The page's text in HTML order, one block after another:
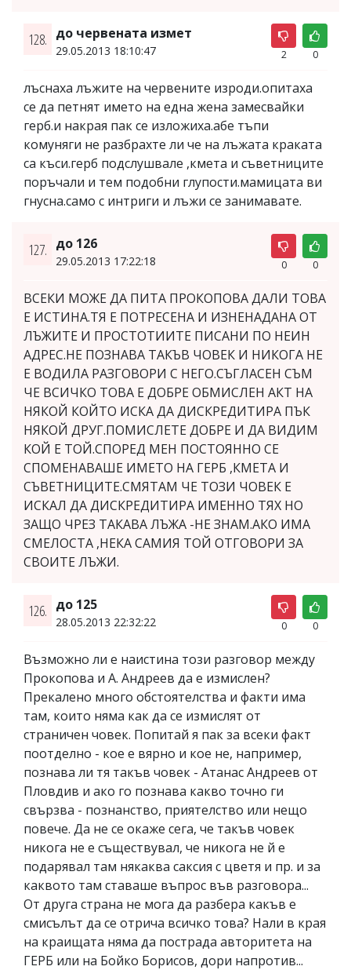
128. до червената измет
29.05.2013 18:10:47 2 0
лъснаха лъжите на червените изроди.опитаха
се да петнят името на една жена замесвайки
герб.и накрая пак се изложиха.абе тъпи
комуняги не разбрахте ли че на лъжата краката
са къси.герб подслушвале ,кмета и съветниците
поръчали и тем подобни глупости.мамицата ви
гнусна.само с интриги и лъжи се занимавате.
127. до 126
29.05.2013 17:22:18 0 0
ВСЕКИ МОЖЕ ДА ПИТА ПРОКОПОВА ДАЛИ ТОВА
Е ИСТИНА.ТЯ Е ПОТРЕСЕНА И ИЗНЕНАДАНА ОТ
ЛЪЖИТЕ И ПРОСТОТИИТЕ ПИСАНИ ПО НЕИН
АДРЕС.НЕ ПОЗНАВА ТАКЪВ ЧОВЕК И НИКОГА НЕ
Е ВОДИЛА РАЗГОВОРИ С НЕГО.СЪГЛАСЕН СЪМ
ЧЕ ВСИЧКО ТОВА Е ДОБРЕ ОБМИСЛЕН АКТ НА
НЯКОЙ КОЙТО ИСКА ДА ДИСКРЕДИТИРА ПЪК
НЯКОЙ ДРУГ.ПОМИСЛЕТЕ ДОБРЕ И ДА ВИДИМ
КОЙ Е ТОЙ.СПОРЕД МЕН ПОСТОЯННО СЕ
СПОМЕНАВАШЕ ИМЕТО НА ГЕРБ ,КМЕТА И
СЪВЕТНИЦИТЕ.СМЯТАМ ЧЕ ТОЗИ ЧОВЕК Е
ИСКАЛ ДА ДИСКРЕДИТИРА ИМЕННО ТЯХ НО
ЗАЩО ЧРЕЗ ТАКАВА ЛЪЖА -НЕ ЗНАМ.АКО ИМА
СМЕЛОСТА ,НЕКА САМИЯ ТОЙ ОТГОВОРИ ЗА
СВОИТЕ ЛЪЖИ.
126. до 125
28.05.2013 22:32:22 0 0
Възможно ли е наистина този разговор между
Прокопова и А. Андреев да е измислен?
Прекалено много обстоятелства и факти има
там, които няма как да се измислят от
страничен човек. Попитай я пак за всеки факт
поотделно - кое е вярно и кое не, например,
познава ли тя такъв човек - Атанас Андреев от
Пловдив и ако го познава какво точно ги
свързва - познанство, приятелство или нещо
повече. Да не се окаже сега, че такъв човек
никога не е съществувал, че никога не й е
подарявал там някаква саксия с цветя и пр. и за
каквото там ставаше въпрос във разговора...
От друга страна не мога да разбера какъв е
смисълът да се отрича всичко това? Нали в края
на краищата няма да пострада авторитета на
ГЕРБ или на Бойко Борисов, дори напротив...